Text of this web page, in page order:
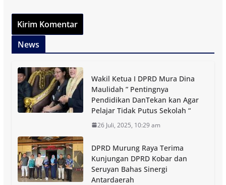
News
Wakil Ketua I DPRD Mura Dina
Maulidah ” Pentingnya
Pendidikan DanTekan kan Agar
Pelajar Tidak Putus Sekolah “
26 Juli, 2025, 10:29 am
DPRD Murung Raya Terima
Kunjungan DPRD Kobar dan
Seruyan Bahas Sinergi
Antardaerah